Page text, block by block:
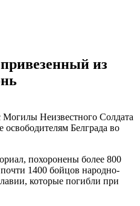
из
Неизвестного Солдата
Белграда во
похоронены более 800
1400 бойцов народно-
которые погибли при